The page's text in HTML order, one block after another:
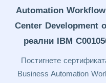
Automation
Center Development
реални IBM
Постигнете
Business Automation